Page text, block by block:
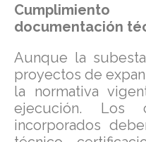
documentación
Aunque la
proyectos de
la normativa
ejecución. Los
incorporados